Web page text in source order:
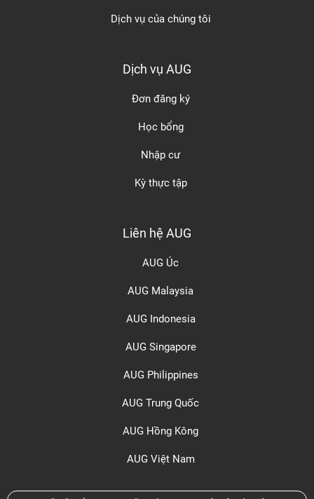
Dịch vụ của chúng tôi
Dịch vụ AUG
Đơn đăng ký
Học bổng
Nhập cư
Kỳ thực tập
Liên hệ AUG
AUG Úc
AUG Malaysia
AUG Indonesia
AUG Singapore
AUG Philippines
AUG Trung Quốc
AUG Hồng Kông
AUG Việt Nam